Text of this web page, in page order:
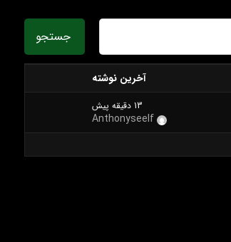
آخرین نوشته
13 دقیقه پیش
Anthonyseelf